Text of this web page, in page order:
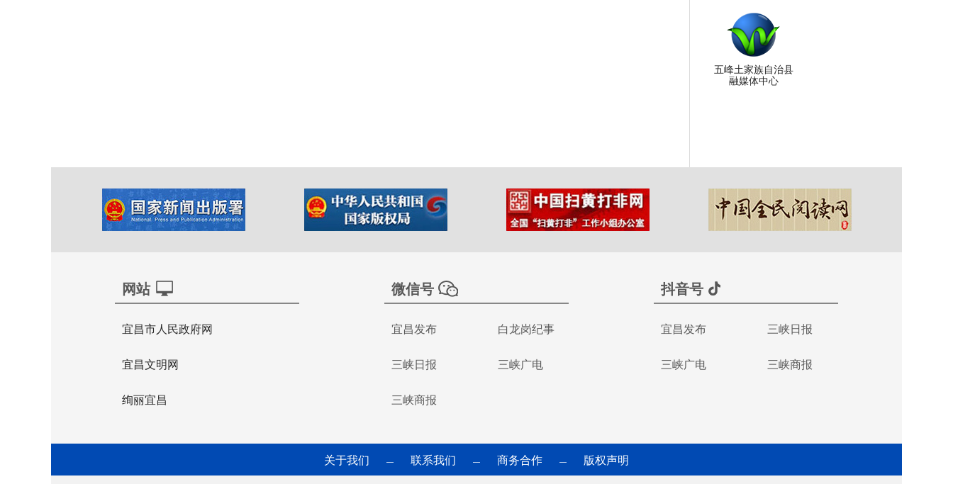
五峰土家族自治县
融媒体中心
网站
宜昌市人民政府网
宜昌文明网
绚丽宜昌
微信号
宜昌发布 白龙岗纪事
三峡日报 三峡广电
三峡商报
抖音号
宜昌发布 三峡日报
三峡广电 三峡商报
关于我们 — 联系我们 — 商务合作 — 版权声明